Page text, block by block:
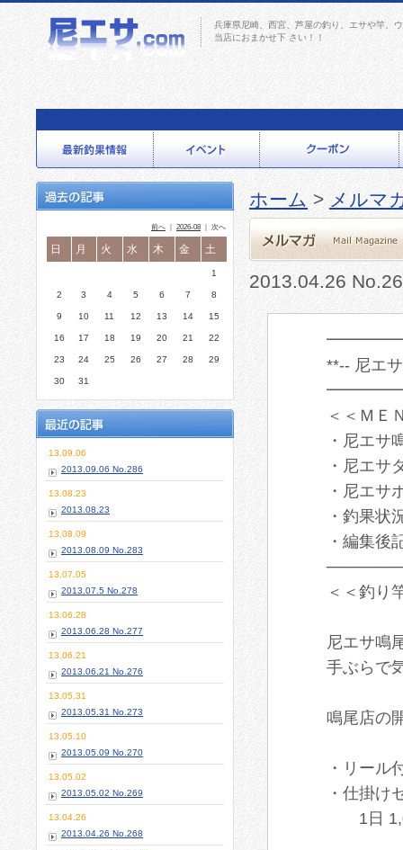
兵庫県尼崎、西宮、芦屋の釣り、エサや竿、
当店におまかせ下 さい！！
前へ 2026-08 ｜ 次へ
日 月 火 水 木 金 土
1
2 3 4 5 6 7 8
9 10 11 12 13 14 15
16 17 18 19 20 21 22
23 24 25 26 27 28 29
30 31
13.09.06
2013.09.06 No.286
13.08.23
2013.08.23
13.08.09
2013.08.09 No.283
13.07.05
2013.07.5 No.278
13.06.28
2013.06.28 No.277
13.06.21
2013.06.21 No.276
13.05.31
2013.05.31 No.273
13.05.10
2013.05.09 No.270
13.05.02
2013.05.02 No.269
13.04.26
2013.04.26 No.268
ホーム > メルマ
2013.04.26
**-- 尼エ
＜＜ＭＥ
・尼エサ
・尼エサ
・尼エサ
・釣果状
・編集後
＜＜釣り
尼エサ鳴
手ぶらで
鳴尾店の
・リール
・仕掛け
1日